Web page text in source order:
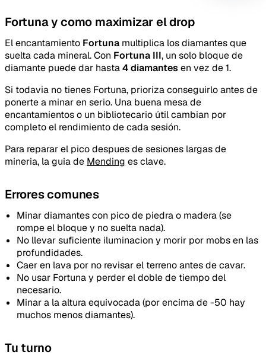
Fortuna y como maximizar el drop
El encantamiento Fortuna multiplica los diamantes que
suelta cada mineral. Con Fortuna III, un solo bloque de
diamante puede dar hasta4 diamantesen vez de 1.
Si todavia no tienes Fortuna, prioriza conseguirlo antes de
ponerte a minar en serio. Una buena mesa de
encantamientos o un bibliotecario útil cambian por
completo el rendimiento de cada sesión.
Para reparar el pico despues de sesiones largas de
mineria, la guia de Mending es clave.
Errores comunes
Minar diamantes con pico de piedra o madera (se
rompe el bloque y no suelta nada).
No llevar suficiente iluminacion y morir por mobs en las
profundidades.
Caer en lava por no revisar el terreno antes de cavar.
No usar Fortuna y perder el doble de tiempo del
necesario.
Minar a la altura equivocada (por encima de -50 hay
muchos menos diamantes).
Tu turno
Lo que gusta
Mensaje